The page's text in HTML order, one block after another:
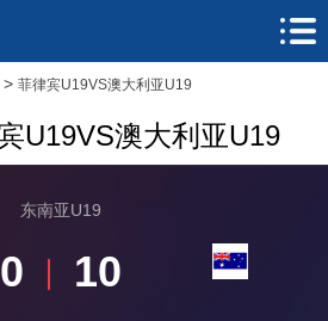
> 菲律宾U19VS澳大利亚U19
U19VS澳大利亚U19
东南亚U19
0 10